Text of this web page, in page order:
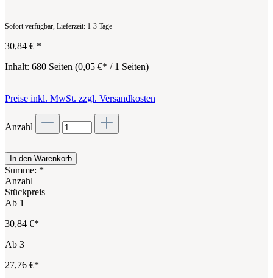
Sofort verfügbar, Lieferzeit: 1-3 Tage
30,84 € *
Inhalt: 680 Seiten (0,05 €* / 1 Seiten)
Preise inkl. MwSt. zzgl. Versandkosten
Anzahl
In den Warenkorb
Summe: *
Anzahl
Stückpreis
Ab 1
30,84 €*
Ab 3
27,76 €*